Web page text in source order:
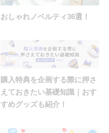
おしゃれノベルティ36選！
購入特典を企画する際に押さ
えておきたい基礎知識｜おす
すめグッズも紹介！